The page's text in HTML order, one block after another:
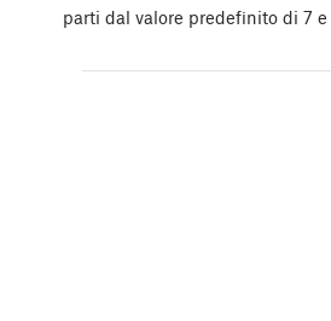
parti dal valore predefinito di 7